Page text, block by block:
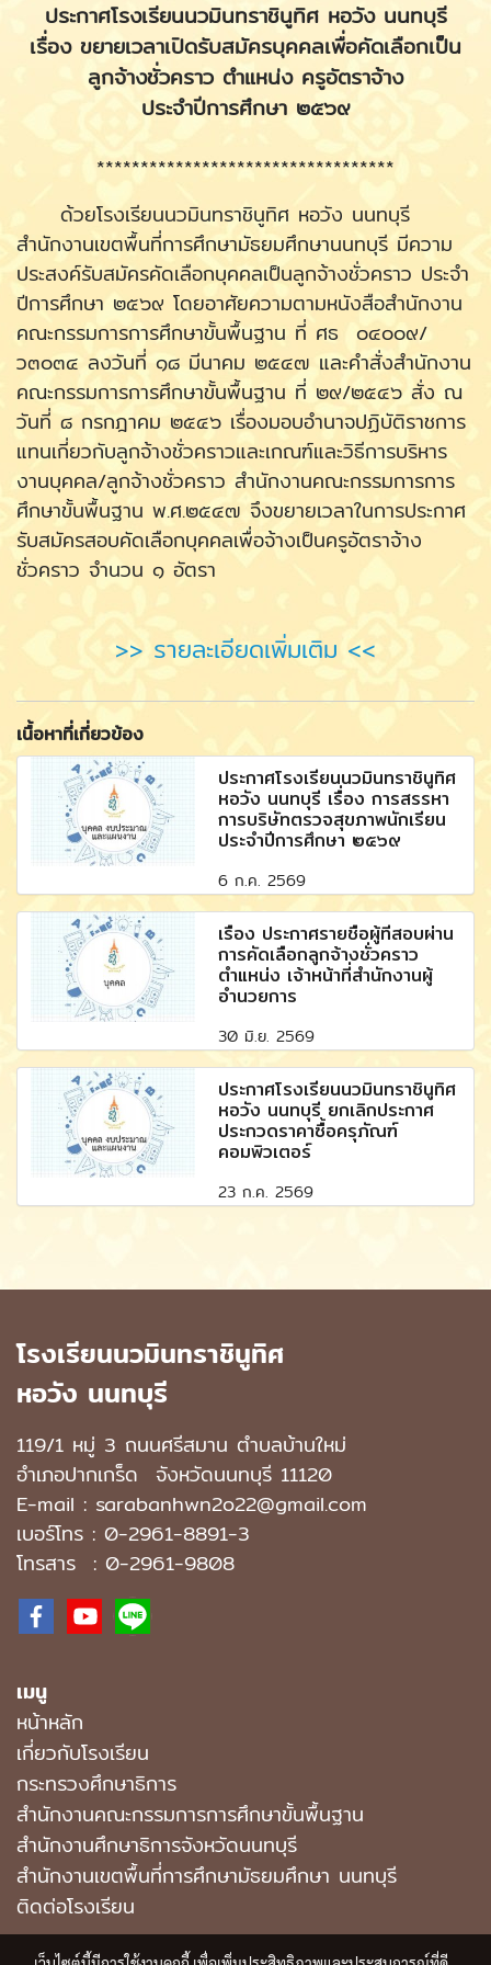
ประกาศโรงเรียนนวมินทราชินูทิศ หอวัง นนทบุรี
เรื่อง ขยายเวลาเปิดรับสมัครบุคคลเพื่อคัดเลือกเป็น
ลูกจ้างชั่วคราว ตำแหน่ง ครูอัตราจ้าง
ประจำปีการศึกษา ๒๕๖๙
**********************************
ด้วยโรงเรียนนวมินทราชินูทิศ หอวัง นนทบุรี
สำนักงานเขตพื้นที่การศึกษามัธยมศึกษานนทบุรี มีความ
ประสงค์รับสมัครคัดเลือกบุคคลเป็นลูกจ้างชั่วคราว ประจำ
ปีการศึกษา ๒๕๖๙ โดยอาศัยความตามหนังสือสำนักงาน
คณะกรรมการการศึกษาขั้นพื้นฐาน ที่ ศธ ๐๔๐๐๙/
ว๓๐๓๔ ลงวันที่ ๑๘ มีนาคม ๒๕๔๗ และคำสั่งสำนักงาน
คณะกรรมการการศึกษาขั้นพื้นฐาน ที่ ๒๙/๒๕๔๖ สั่ง ณ
วันที่ ๘ กรกฎาคม ๒๕๔๖ เรื่องมอบอำนาจปฏิบัติราชการ
แทนเกี่ยวกับลูกจ้างชั่วคราวและเกณฑ์และวิธีการบริหาร
งานบุคคล/ลูกจ้างชั่วคราว สำนักงานคณะกรรมการการ
ศึกษาขั้นพื้นฐาน พ.ศ.๒๕๔๗ จึงขยายเวลาในการประกาศ
รับสมัครสอบคัดเลือกบุคคลเพื่อจ้างเป็นครูอัตราจ้าง
ชั่วคราว จำนวน ๑ อัตรา
>> รายละเอียดเพิ่มเติม <<
เนื้อหาที่เกี่ยวข้อง
ประกาศโรงเรียนนวมินทราชินูทิศ
หอวัง นนทบุรี เรื่อง การสรรหา
การบริษัทตรวจสุขภาพนักเรียน
ประจำปีการศึกษา ๒๕๖๙
6 ก.ค. 2569
เรื่อง ประกาศรายชื่อผู้ที่สอบผ่าน
การคัดเลือกลูกจ้างชั่วคราว
ตำแหน่ง เจ้าหน้าที่สำนักงานผู้
อำนวยการ
30 มิ.ย. 2569
ประกาศโรงเรียนนวมินทราชินูทิศ
หอวัง นนทบุรี ยกเลิกประกาศ
ประกวดราคาซื้อครุภัณฑ์
คอมพิวเตอร์
23 ก.ค. 2569
โรงเรียนนวมินทราชินูทิศ
หอวัง นนทบุรี
119/1 หมู่ 3 ถนนศรีสมาน ตำบลบ้านใหม่
อำเภอปากเกร็ด จังหวัดนนทบุรี 11120
E-mail : sarabanhwn2o22@gmail.com
เบอร์โทร : 0-2961-8891-3
โทรสาร : 0-2961-9808
เมนู
หน้าหลัก
เกี่ยวกับโรงเรียน
กระทรวงศึกษาธิการ
สำนักงานคณะกรรมการการศึกษาขั้นพื้นฐาน
สำนักงานศึกษาธิการจังหวัดนนทบุรี
สํานักงานเขตพื้นที่การศึกษามัธยมศึกษา นนทบุรี
ติดต่อโรงเรียน